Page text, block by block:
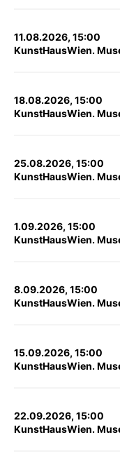
11.08.2026, 15:00
KunstHausWien.
18.08.2026, 15:00
KunstHausWien.
25.08.2026, 15:00
KunstHausWien.
1.09.2026, 15:00
KunstHausWien.
8.09.2026, 15:00
KunstHausWien.
15.09.2026, 15:00
KunstHausWien.
22.09.2026, 15:00
KunstHausWien.